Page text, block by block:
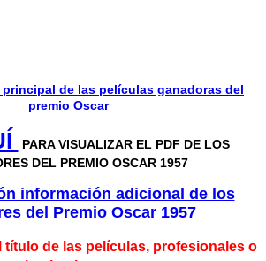
principal de las películas ganadoras del
premio Oscar
PARA VISUALIZAR EL PDF DE LOS
DEL PREMIO OSCAR 1957
información adicional de los
del Premio Oscar 1957
título de las películas, profesionales o